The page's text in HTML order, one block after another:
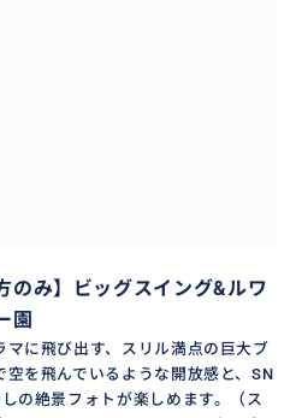
ちらからチェック!
ランライステラス+ティルタ
service/a020202/ic010101
のみ】ビッグスイング&ルワ
園
マに飛び出す、スリル満点の巨大ブ
空を飛んでいるような開放感と、SN
の絶景フォトが楽しめます。（ス